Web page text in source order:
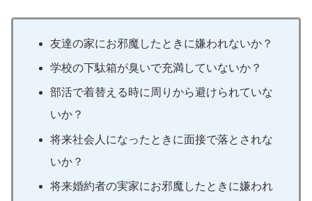
友達の家にお邪魔したときに嫌われないか？
学校の下駄箱が臭いで充満していないか？
部活で着替える時に周りから避けられていな
いか？
将来社会人になったときに面接で落とされな
いか？
将来婚約者の実家にお邪魔したときに嫌われ